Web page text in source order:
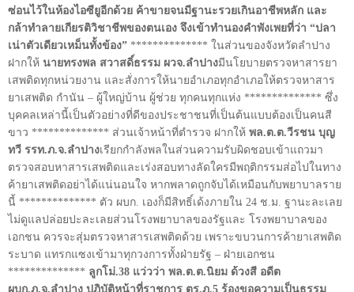
ซ่อนไว้ในห้องไอซียูอีกด้วย ค้าขายจนมีฐานะรวยเกินอาชีพหลัก และ
กล้าทำลายเกียรติวิชาชีพของตนเอง จึงเข้าทำนองคำพังเพยที่ว่า “ปลา
เน่าตัวเดียวเหม็นทั้งข้อง” ************** ในส่วนของจังหวัดลำปาง
ฝากให้ นายทรงพล สวาสดิ์ธรรม ผวจ.ลำปางมีนโยบายตรวจหาสารยา
เสพติดทุกหน่วยงาน และสั่งการให้นายอำเภอทุกอำเภอให้ตรวจหาสาร
ยาเสพติด กำนัน – ผู้ใหญ่บ้าน ผู้ช่วย ทุกคนทุกแห่ง ************** ซึ่ง
บุคคลเหล่านี้เป็นตัวอย่างที่ดีของประชาชนที่เป็นต้นแบบต้องเป็นคนสี
ขาว ************** ส่วนเจ้าหน้าที่ตำรวจ ฝากให้ พล.ต.ต.วีรชน บุญ
ทวี รรท.ภ.จ.ลำปางเรียกกำลังพลในส่วนความรับผิดชอบเข้าแถวมา
ตรวจสอบหาสารเสพติดและเร่งสอบทางลัดใครมีพฤติกรรมส่อไปในทาง
ค้ายาเสพติดอย่าได้แน่นอนใจ หากพลาดถูกจับได้เหมือนกับพยาบาลราย
นี้ ************** ตัว ผบก. เองก็มีสิทธิ์เด้งภายใน 24 ช.ม. ฐานะละเลย
ไม่ดูแลปล่อยปะละเลยส่วนโรงพยาบาลของรัฐและ โรงพยาบาลของ
เอกชน ควรจะสุ่มตรวจหาสารเสพติดด้วย เพราะขบวนการค้ายาเสพติด
ระบาด แทรกแซงเข้ามาทุกวงการทั้งฝ่ายรัฐ – ฝ่ายเอกชน
************** ลูกโม่.38 แว่วว่า พล.ต.ต.นิยม ด้วงสี อดีต
ผบก.ภ.จ.ลำปาง ปฏิบัติหน้าที่ราชการ ตร.ภ.5 ร้องขอความเป็นธรรม